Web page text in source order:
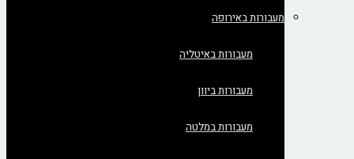
מעבורות באירופה
מעבורות באיטליה
מעבורות ביוון
מעבורות במלטה